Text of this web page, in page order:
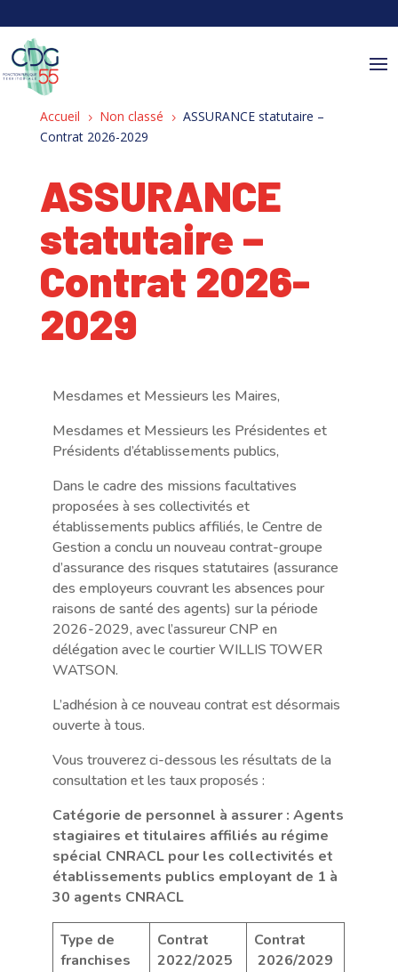
Accueil 5 Non classé 5 ASSURANCE statutaire –
Contrat 2026-2029
ASSURANCE
statutaire –
Contrat 2026-
2029
Mesdames et Messieurs les Maires,
Mesdames et Messieurs les Présidentes et
Présidents d’établissements publics,
Dans le cadre des missions facultatives
proposées à ses collectivités et
établissements publics affiliés, le Centre de
Gestion a conclu un nouveau contrat-groupe
d’assurance des risques statutaires (assurance
des employeurs couvrant les absences pour
raisons de santé des agents) sur la période
2026-2029, avec l’assureur CNP en
délégation avec le courtier WILLIS TOWER
WATSON.
L’adhésion à ce nouveau contrat est désormais
ouverte à tous.
Vous trouverez ci-dessous les résultats de la
consultation et les taux proposés :
Catégorie de personnel à assurer : Agents
stagiaires et titulaires affiliés au régime
spécial CNRACL pour les collectivités et
établissements publics employant de 1 à
30 agents CNRACL
Type de
franchises
Contrat
2022/2025
Contrat
2026/2029